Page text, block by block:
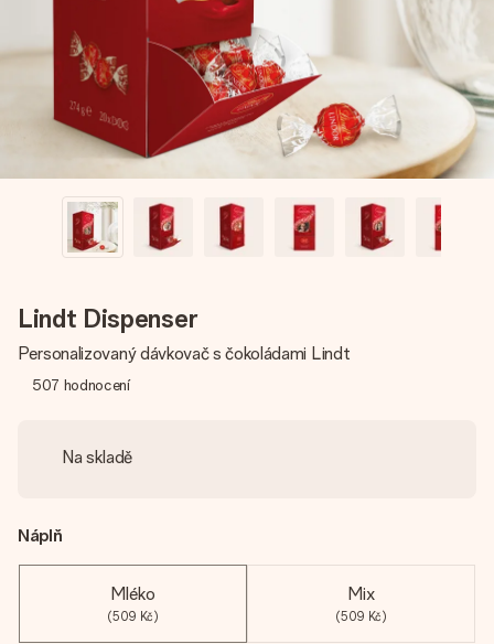
jménem, vaší fotografií nebo vzkazem, který doopravdy
zahřeje u srdce. Žádné zbytečné složitosti, jen spousta
lásky pro daný okamžik.
Lindt Dispenser
Personalizovaný dávkovač s čokoládami Lindt
507 hodnocení
Na skladě
Náplň
Mléko
(509 Kč)
Mix
(509 Kč)